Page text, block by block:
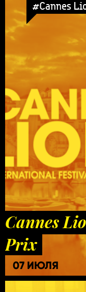
#Cannes
Cannes
Prix
07 ИЮЛЯ